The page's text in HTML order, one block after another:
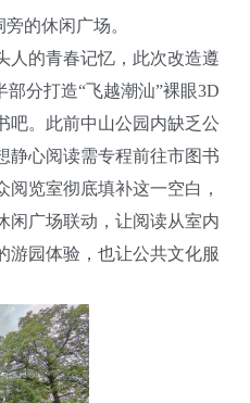
的休闲广场。
的青春记忆，此次改造遵
分打造“飞越潮汕”裸眼3D
吧。此前中山公园内缺乏公
静心阅读需专程前往市图书
览室彻底填补这一空白，
闲广场联动，让阅读从室内
游园体验，也让公共文化服